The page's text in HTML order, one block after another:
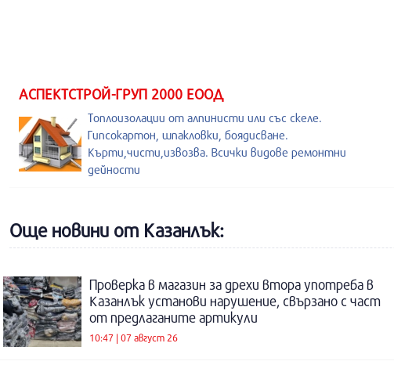
АСПЕКТСТРОЙ-ГРУП 2000 ЕООД
Топлоизолации от алпинисти или със скеле.
Гипсокартон, шпакловки, боядисване.
Кърти,чисти,извозва. Всички видове ремонтни
дейности
Още новини от Казанлък:
Проверка в магазин за дрехи втора употреба в
Казанлък установи нарушение, свързано с част
от предлаганите артикули
10:47 | 07 август 26